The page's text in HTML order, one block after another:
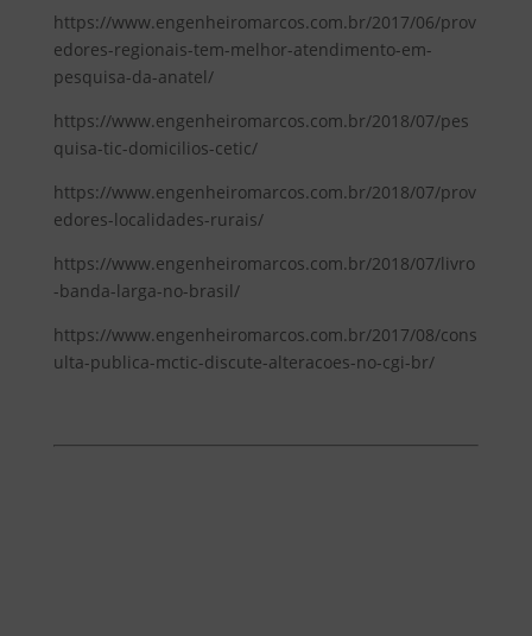
https://www.engenheiromarcos.com.br/2017/06/prov
edores-regionais-tem-melhor-atendimento-em-
pesquisa-da-anatel/
https://www.engenheiromarcos.com.br/2018/07/pes
quisa-tic-domicilios-cetic/
https://www.engenheiromarcos.com.br/2018/07/prov
edores-localidades-rurais/
https://www.engenheiromarcos.com.br/2018/07/livro
-banda-larga-no-brasil/
https://www.engenheiromarcos.com.br/2017/08/cons
ulta-publica-mctic-discute-alteracoes-no-cgi-br/